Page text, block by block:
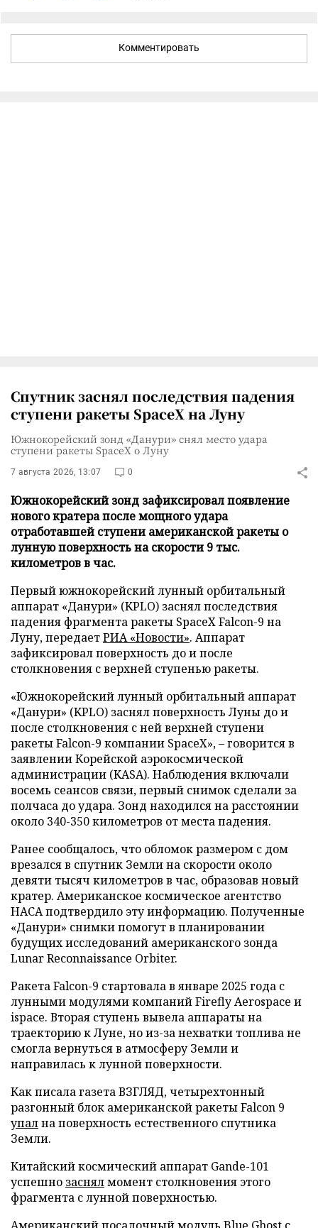
Комментировать
Спутник заснял последствия падения
ступени ракеты SpaceX на Луну
Южнокорейский зонд «Данури» снял место удара
ступени ракеты SpaceX о Луну
7 августа 2026, 13:07 0
Южнокорейский зонд зафиксировал появление
нового кратера после мощного удара
отработавшей ступени американской ракеты о
лунную поверхность на скорости 9 тыс.
километров в час.
Первый южнокорейский лунный орбитальный
аппарат «Данури» (KPLO) заснял последствия
падения фрагмента ракеты SpaceX Falcon-9 на
Луну, передаетРИА «Новости». Аппарат
зафиксировал поверхность до и после
столкновения с верхней ступенью ракеты.
«Южнокорейский лунный орбитальный аппарат
«Данури» (KPLO) заснял поверхность Луны до и
после столкновения с ней верхней ступени
ракеты Falcon-9 компании SpaceX», – говорится в
заявлении Корейской аэрокосмической
администрации (KASA). Наблюдения включали
восемь сеансов связи, первый снимок сделали за
полчаса до удара. Зонд находился на расстоянии
около 340-350 километров от места падения.
Ранее сообщалось, что обломок размером с дом
врезался в спутник Земли на скорости около
девяти тысяч километров в час, образовав новый
кратер. Американское космическое агентство
НАСА подтвердило эту информацию. Полученные
«Данури» снимки помогут в планировании
будущих исследований американского зонда
Lunar Reconnaissance Orbiter.
Ракета Falcon-9 стартовала в январе 2025 года с
лунными модулями компаний Firefly Aerospace и
ispace. Вторая ступень вывела аппараты на
траекторию к Луне, но из-за нехватки топлива не
смогла вернуться в атмосферу Земли и
направилась к лунной поверхности.
Как писала газета ВЗГЛЯД, четырехтонный
разгонный блок американской ракеты Falcon 9
упална поверхность естественного спутника
Земли.
Китайский космический аппарат Gande-101
успешно заснялмомент столкновения этого
фрагмента с лунной поверхностью.